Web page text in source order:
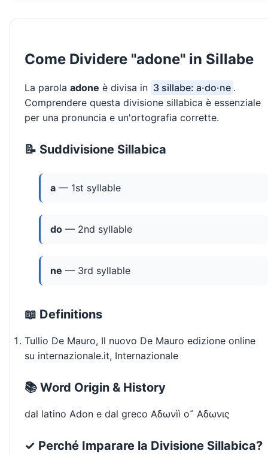
Come Dividere "adone" in Sillabe
La parola adone è divisa in 3 sillabe: a·do·ne .
Comprendere questa divisione sillabica è essenziale
per una pronuncia e un'ortografia corrette.
📝 Suddivisione Sillabica
a — 1st syllable
do — 2nd syllable
ne — 3rd syllable
📖 Definitions
Tullio De Mauro, Il nuovo De Mauro edizione online
su internazionale.it, Internazionale
📚 Word Origin & History
dal latino Adon e dal greco Αδωνìì o῎ Αδωνις
✓ Perché Imparare la Divisione Sillabica?